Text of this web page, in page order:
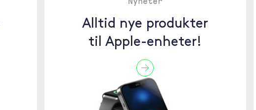
Alltid nye produkter
til Apple-enheter!